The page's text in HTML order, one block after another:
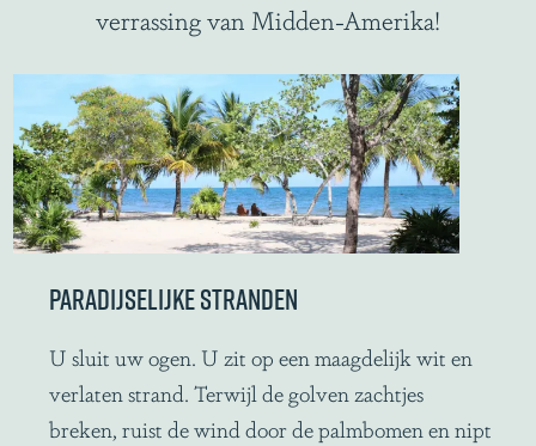
e
l
i
z
verrassing van Midden-Amerika!
PARADIJSELIJKE STRANDEN
P
a
r
U sluit uw ogen. U zit op een maagdelijk wit en
verlaten strand. Terwijl de golven zachtjes
breken, ruist de wind door de palmbomen en nipt